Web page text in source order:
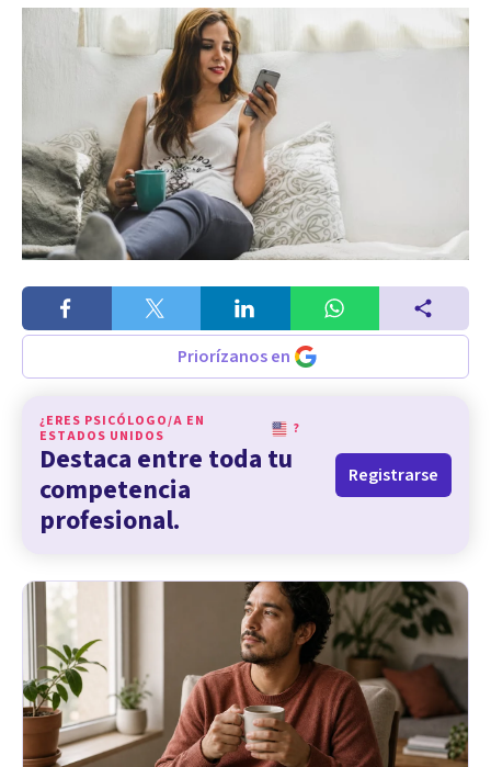
Priorízanos en
¿ERES PSICÓLOGO/A EN
ESTADOS UNIDOS
?
Destaca entre toda tu
competencia
profesional.
Registrarse